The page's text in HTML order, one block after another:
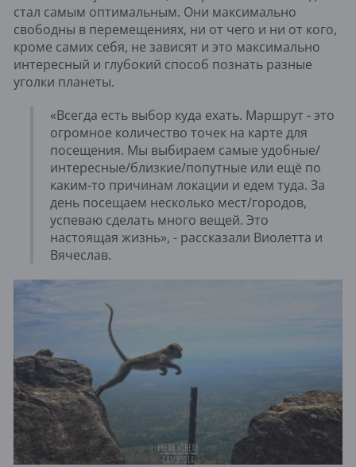
стал самым оптимальным. Они максимально
свободны в перемещениях, ни от чего и ни от кого,
кроме самих себя, не зависят и это максимально
интересный и глубокий способ познать разные
уголки планеты.
«Всегда есть выбор куда ехать. Маршрут - это
огромное количество точек на карте для
посещения. Мы выбираем самые удобные/
интересные/близкие/попутные или ещё по
каким-то причинам локации и едем туда. За
день посещаем несколько мест/городов,
успеваю сделать много вещей. Это
настоящая жизнь», - рассказали Виолетта и
Вячеслав.